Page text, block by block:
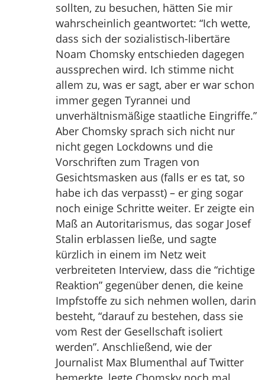
sollten, zu besuchen, hätten Sie mir
wahrscheinlich geantwortet: “Ich wette,
dass sich der sozialistisch-libertäre
Noam Chomsky entschieden dagegen
aussprechen wird. Ich stimme nicht
allem zu, was er sagt, aber er war schon
immer gegen Tyrannei und
unverhältnismäßige staatliche Eingriffe.”
Aber Chomsky sprach sich nicht nur
nicht gegen Lockdowns und die
Vorschriften zum Tragen von
Gesichtsmasken aus (falls er es tat, so
habe ich das verpasst) – er ging sogar
noch einige Schritte weiter. Er zeigte ein
Maß an Autoritarismus, das sogar Josef
Stalin erblassen ließe, und sagte
kürzlich in einem im Netz weit
verbreiteten Interview, dass die “richtige
Reaktion” gegenüber denen, die keine
Impfstoffe zu sich nehmen wollen, darin
besteht, “darauf zu bestehen, dass sie
vom Rest der Gesellschaft isoliert
werden”. Anschließend, wie der
Journalist Max Blumenthal auf Twitter